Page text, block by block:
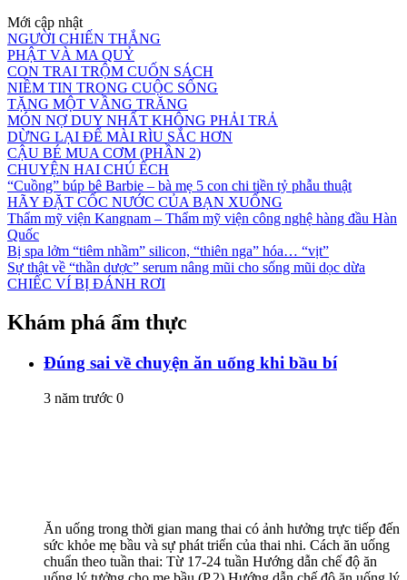
Mới cập nhật
NGƯỜI CHIẾN THẮNG
PHẬT VÀ MA QUỶ
CON TRAI TRỘM CUỐN SÁCH
NIỀM TIN TRONG CUỘC SỐNG
TẶNG MỘT VẦNG TRĂNG
MÓN NỢ DUY NHẤT KHÔNG PHẢI TRẢ
DỪNG LẠI ĐỂ MÀI RÌU SẮC HƠN
CẬU BÉ MUA CƠM (PHẦN 2)
CHUYỆN HAI CHÚ ẾCH
“Cuồng” búp bê Barbie – bà mẹ 5 con chi tiền tỷ phẫu thuật
HÃY ĐẶT CỐC NƯỚC CỦA BẠN XUỐNG
Thẩm mỹ viện Kangnam – Thẩm mỹ viện công nghệ hàng đầu Hàn
Quốc
Bị spa lởm “tiêm nhầm” silicon, “thiên nga” hóa… “vịt”
Sự thật về “thần dược” serum nâng mũi cho sống mũi dọc dừa
CHIẾC VÍ BỊ ĐÁNH RƠI
Khám phá ẩm thực
Đúng sai về chuyện ăn uống khi bầu bí
3 năm trước 0
Ăn uống trong thời gian mang thai có ảnh hưởng trực tiếp đến
sức khỏe mẹ bầu và sự phát triển của thai nhi. Cách ăn uống
chuẩn theo tuần thai: Từ 17-24 tuần Hướng dẫn chế độ ăn